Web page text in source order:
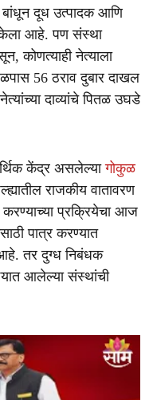
दूध उत्पादक आणि
केला आहे. पण संस्था
कोणत्याही नेत्याला
56 ठराव दुबार दाखल
दाव्यांचे पितळ उघडे
केंद्र असलेल्यागोकुळ
राजकीय वातावरण
प्रक्रियेचा आज
पात्र करण्यात
तर दुग्ध निबंधक
आलेल्या संस्थांची